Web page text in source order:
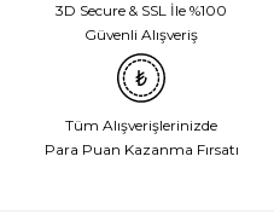
3D Secure & SSL İle %100
Güvenli Alışveriş
Tüm Alışverişlerinizde
Para Puan Kazanma Fırsatı